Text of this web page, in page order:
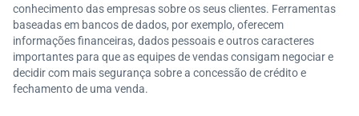
conhecimento das empresas sobre os seus clientes. Ferramentas
baseadas em bancos de dados, por exemplo, oferecem
informações financeiras, dados pessoais e outros caracteres
importantes para que as equipes de vendas consigam negociar e
decidir com mais segurança sobre a concessão de crédito e
fechamento de uma venda.